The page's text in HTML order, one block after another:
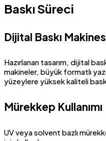
Baskı Süreci
Dijital Baskı
Hazırlanan tasarım, dijital
makineler, büyük formatlı
yüzeylere yüksek kaliteli
Mürekkep Kullanımı
UV veya solvent bazlı